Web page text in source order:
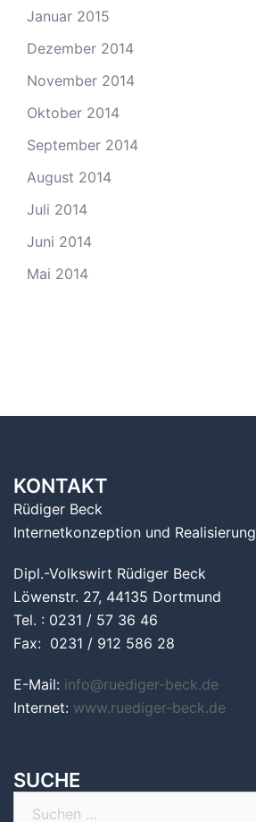
Januar 2015
Dezember 2014
November 2014
Oktober 2014
September 2014
August 2014
Juli 2014
Juni 2014
Mai 2014
KONTAKT
Rüdiger Beck
Internetkonzeption und Realisierung
Dipl.-Volkswirt Rüdiger Beck
Löwenstr. 27, 44135 Dortmund
Tel. : 0231 / 57 36 46
Fax: 0231 / 912 586 28
E-Mail: info@ruediger-beck.de
Internet: www.ruediger-beck.de
SUCHE